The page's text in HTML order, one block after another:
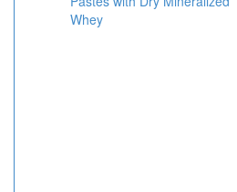
Whey